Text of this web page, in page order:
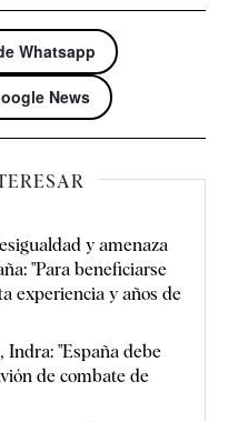
Whatsapp
News
y amenaza
"Para beneficiarse
experiencia y años de
Indra: "España debe
de combate de